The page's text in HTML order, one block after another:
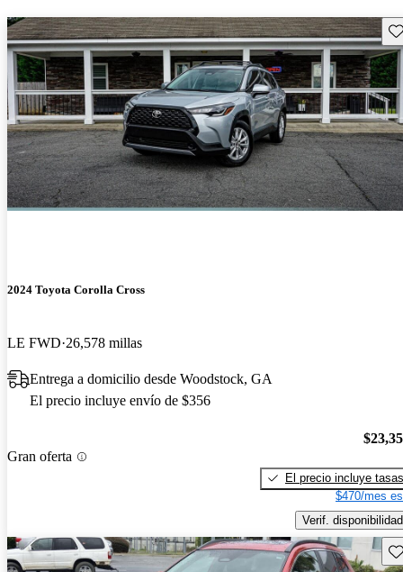
2024 Toyota Corolla Cross
LE FWD 26,578 millas
Entrega a domicilio desde Woodstock, GA
El precio incluye envío de $356
Gran oferta
El precio incluye tasas
$470/mes
Verif. disponibilidad